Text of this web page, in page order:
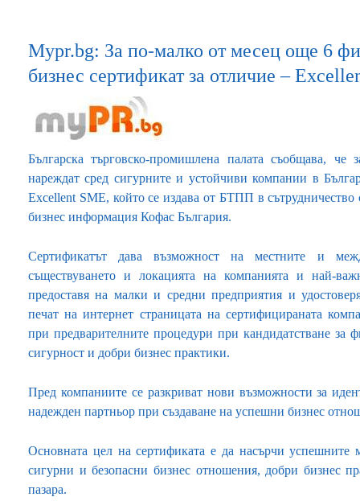
Mypr.bg: За по-малко от месец още 6
бизнес сертификат за отличие –
Българска търговско-промишлена палата съобщава,
нареждат сред сигурните и устойчиви компании в
Excellent SME, който се издава от БТПП в сътрудничество
бизнес информация Кофас България.
Сертификатът дава възможност на местните и
съществуването и локацията на компанията и най-
предоставя на малки и средни предприятия и
печат на интернет страницата на сертифицираната
при предварителните процедури при кандидатстване за
сигурност и добри бизнес практики.
Пред компаниите се разкриват нови възможности за
надежден партньор при създаване на успешни бизнес
Основната цел на сертификата е да насърчи успешните
сигурни и безопасни бизнес отношения, добри бизнес
пазара.